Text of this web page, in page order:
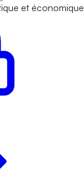
et économique